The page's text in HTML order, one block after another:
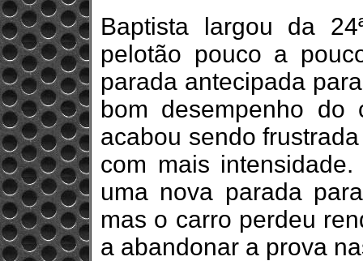
Baptista largou da
pelotão pouco a
parada antecipada
bom desempenho do
acabou sendo
com mais
uma nova parada
mas o carro perdeu
a abandonar a prova